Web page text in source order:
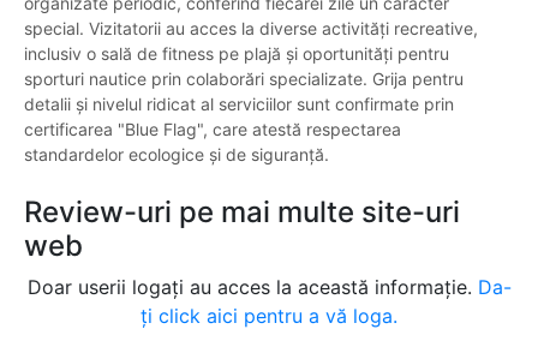
special. Vizitatorii au acces la diverse activități recreative,
inclusiv o sală de fitness pe plajă și oportunități pentru
sporturi nautice prin colaborări specializate. Grija pentru
detalii și nivelul ridicat al serviciilor sunt confirmate prin
certificarea "Blue Flag", care atestă respectarea
standardelor ecologice și de siguranță.
Review-uri pe mai multe site-uri
web
Doar userii logați au acces la această informație. Da-
ți click aici pentru a vă loga.